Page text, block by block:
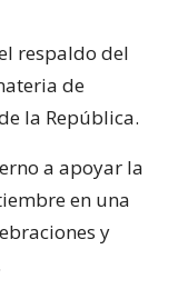
respaldo del
de
la República.
a apoyar la
en una
y